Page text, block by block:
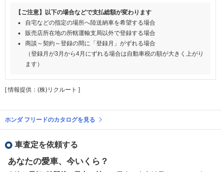
【ご注意】以下の場合などで支払総額が変わります
自宅などの指定の場所へ陸送納車を希望する場合
販売店所在地の所轄運輸支局以外で登録する場合
商談～契約～登録の間に「登録月」がずれる場合
（登録月が3月から4月にずれる場合は自動車税の額が大きく上がり
ます）
[ 情報提供：(株)リクルート ]
ホンダ フリードのカタログを見る
車査定を依頼する
あなたの愛車、今いくら？